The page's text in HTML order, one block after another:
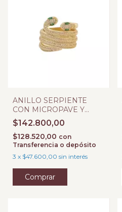
ANILLO SERPIENTE
CON MICROPAVE Y
CUBIC VERDE
$142.800,00
$128.520,00 con
Transferencia o depósito
3 x $47.600,00 sin interés
Comprar